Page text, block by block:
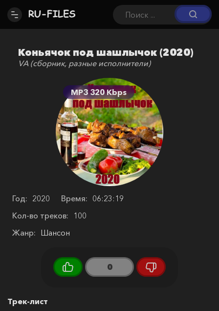
Коньячок под шашлычок (2020)
VA (сборник, разные исполнители)
MP3 320 Kbps
Год: 2020 Время: 06:23:19
Кол-во треков:
100
Жанр: Шансон
0
Трек-лист